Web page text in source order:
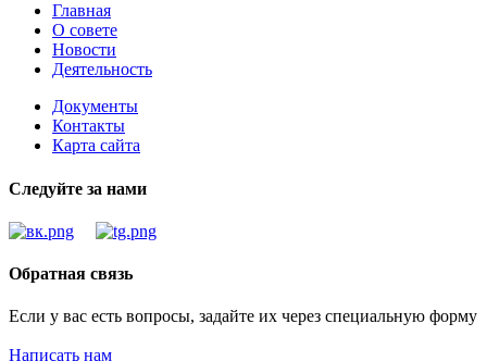
Главная
О совете
Новости
Деятельность
Документы
Контакты
Карта сайта
Следуйте за нами
Обратная связь
Если у вас есть вопросы, задайте их через специальную форму
Написать нам